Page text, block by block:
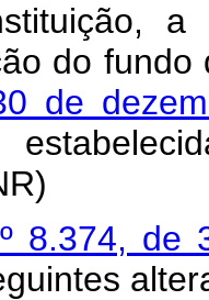
a
do
de
8.374, de